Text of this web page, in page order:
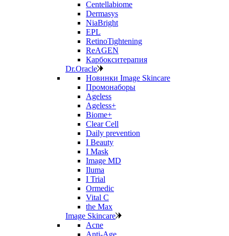
Centellabiome
Dermasys
NiaBright
EPL
RetinoTightening
ReAGEN
Карбокситерапия
Dr.Oracle
Новинки Image Skincare
Промонаборы
Ageless
Ageless+
Biome+
Clear Cell
Daily prevention
I Beauty
I Mask
Image MD
Iluma
I Trial
Ormedic
Vital C
the Max
Image Skincare
Acne
Anti‑Age